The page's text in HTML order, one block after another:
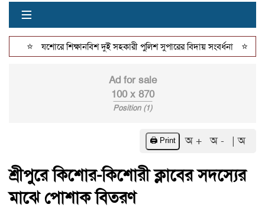
≡
যশোরে শিক্ষানবিশ দুই সহকারী পুলিশ সুপারের বিদায় সংবর্ধনা ⭐
Ad for sale
100 x 870
Position (1)
🖨️ Print অ + অ - | অ
শ্রীপুরে কিশোর-কিশোরী ক্লাবের সদস্যের
মাঝে পোশাক বিতরণ